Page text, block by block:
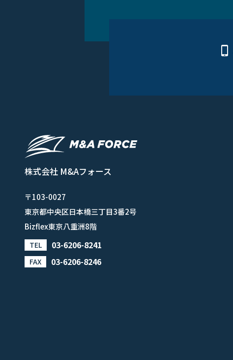
株式会社 M&Aフォース
〒103-0027
東京都中央区日本橋三丁目3番2号
Bizflex東京八重洲8階
TEL 03-6206-8241
FAX 03-6206-8246